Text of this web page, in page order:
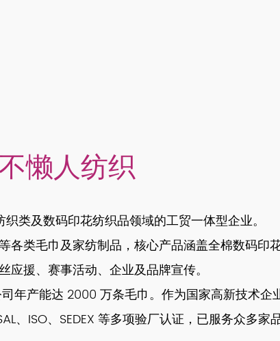
懒人纺织
类及数码印花纺织品领域的工贸一体型企业。
类毛巾及家纺制品，核心产品涵盖全棉数码印
援、赛事活动、企业及品牌宣传。
年产能达 2000 万条毛巾。作为国家高新技术企
、ISO、SEDEX 等多项验厂认证，已服务众多家